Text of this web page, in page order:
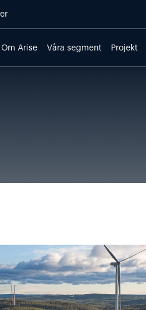
Om Arise Våra segment Projekt